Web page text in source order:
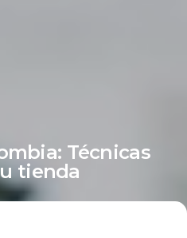
Técnicas
tienda